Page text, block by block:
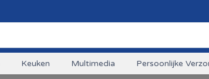
Keuken Multimedia Persoonlijke